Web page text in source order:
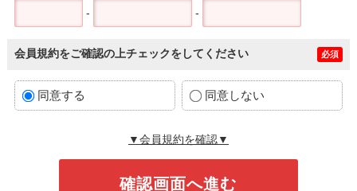
- -
会員規約をご確認の上チェックをしてください 必須
同意する 同意しない
▼会員規約を確認▼